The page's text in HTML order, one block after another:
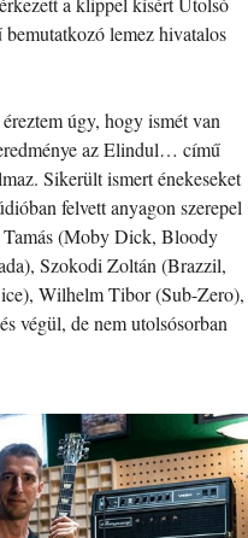
lemez hivatalos
úgy, hogy ismét van
az Elindul… című
Sikerült ismert énekeseket
felvett anyagon szerepel
Tamás (Moby Dick, Bloody
Szokodi Zoltán (Brazzil,
Wilhelm Tibor (Sub-Zero),
végül, de nem utolsósorban